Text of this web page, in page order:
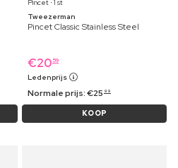
Pincet ⋅ 1 st
Tweezerman
Pincet Classic Stainless Steel
€20 59
Ledenprijs
Normale prijs:€25 99
KOOP